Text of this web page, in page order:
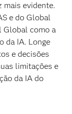
mais evidente.
e do Global
Global como a
da IA. Longe
e decisões
limitações e
da IA ​​do